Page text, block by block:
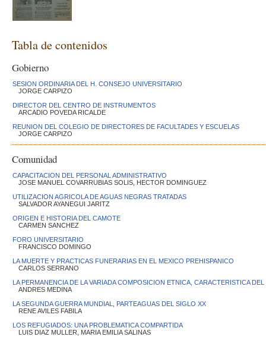
Tabla de contenidos
Gobierno
SESION ORDINARIA DEL H. CONSEJO UNIVERSITARIO
JORGE CARPIZO
DIRECTOR DEL CENTRO DE INSTRUMENTOS
ARCADIO POVEDA RICALDE
REUNION DEL COLEGIO DE DIRECTORES DE FACULTADES Y ESCUELAS
JORGE CARPIZO
Comunidad
CAPACITACION DEL PERSONAL ADMINISTRATIVO
JOSE MANUEL COVARRUBIAS SOLIS, HECTOR DOMINGUEZ
UTILIZACION AGRICOLA DE AGUAS NEGRAS TRATADAS
SALVADOR AYANEGUI JARITZ
ORIGEN E HISTORIA DEL CAMOTE
CARMEN SANCHEZ
FORO UNIVERSITARIO
FRANCISCO DOMINGO
LA MUERTE Y PRACTICAS FUNERARIAS EN EL MEXICO PREHISPANICO
CARLOS SERRANO
LA PERMANENCIA DE LA VARIADA COMPOSICION ETNICA, CARACTERISTICA
ANDRES MEDINA
LA SEGUNDA GUERRA MUNDIAL, PARTEAGUAS DEL SIGLO XX
RENE AVILES FABILA
LOS REFUGIADOS: UNA PROBLEMATICA COMPARTIDA
LUIS DIAZ MULLER, MARIA EMILIA SALINAS